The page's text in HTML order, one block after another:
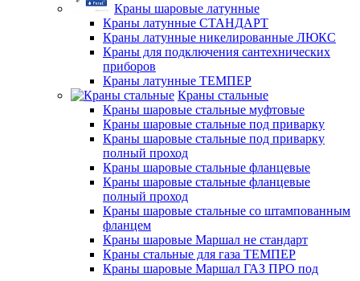
Краны шаровые латунные
Краны латунные СТАНДАРТ
Краны латунные никелированные ЛЮКС
Краны для подключения сантехнических
приборов
Краны латунные ТЕМПЕР
Краны стальные
Краны шаровые стальные муфтовые
Краны шаровые стальные под приварку
Краны шаровые стальные под приварку
полный проход
Краны шаровые стальные фланцевые
Краны шаровые стальные фланцевые
полный проход
Краны шаровые стальные со штампованным
фланцем
Краны шаровые Маршал не стандарт
Краны стальные для газа ТЕМПЕР
Краны шаровые Маршал ГАЗ ПРО под